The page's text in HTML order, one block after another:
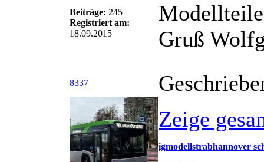
Beiträge: 245
Registriert am:
18.09.2015
Gruß
8337
Zeige
igmodellstrabhannover